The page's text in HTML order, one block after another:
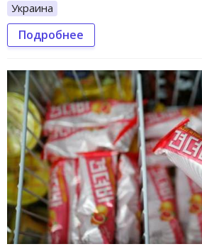
Украина
Подробнее